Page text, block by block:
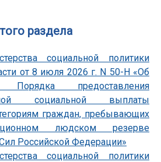
раздела
социальной политики
от 8 июля 2026 г. N 50-Н «Об
Порядка предоставления
социальной выплаты
граждан, пребывающих
людском резерве
Российской Федерации»
социальной политики